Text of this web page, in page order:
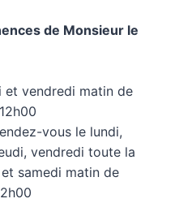
de Monsieur le
et vendredi matin de
vous le lundi,
vendredi toute la
samedi matin de